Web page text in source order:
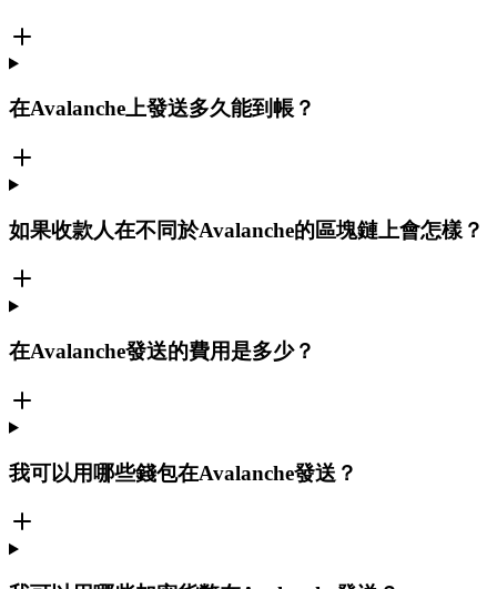
在Avalanche上發送多久能到帳？
如果收款人在不同於Avalanche的區塊鏈上會怎樣？
在Avalanche發送的費用是多少？
我可以用哪些錢包在Avalanche發送？